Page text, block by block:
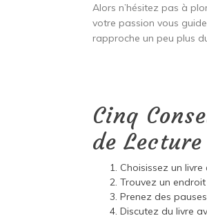
Alors n’hésitez pas à
votre passion vous
rapproche un peu plus
Cinq
de Lecture
Choisissez un
Trouvez un
Prenez des
Discutez du livre